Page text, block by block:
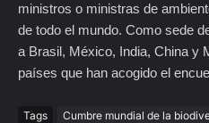
ministros o ministras de
de todo el mundo. Como sede
a Brasil, México, India, China y
países que han acogido el
Tags Cumbre mundial de la